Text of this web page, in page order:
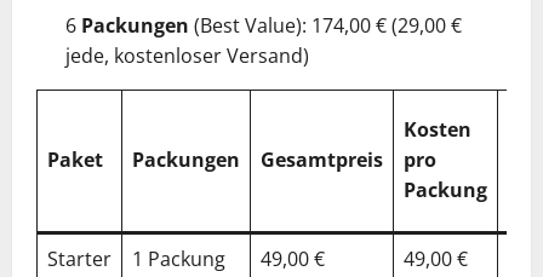
6 Packungen (Best Value): 174,00 € (29,00 €
jede, kostenloser Versand)
Paket Packungen Gesamtpreis
Kosten
pro
Packung
Starter
1 Packung 49,00 € 49,00 €